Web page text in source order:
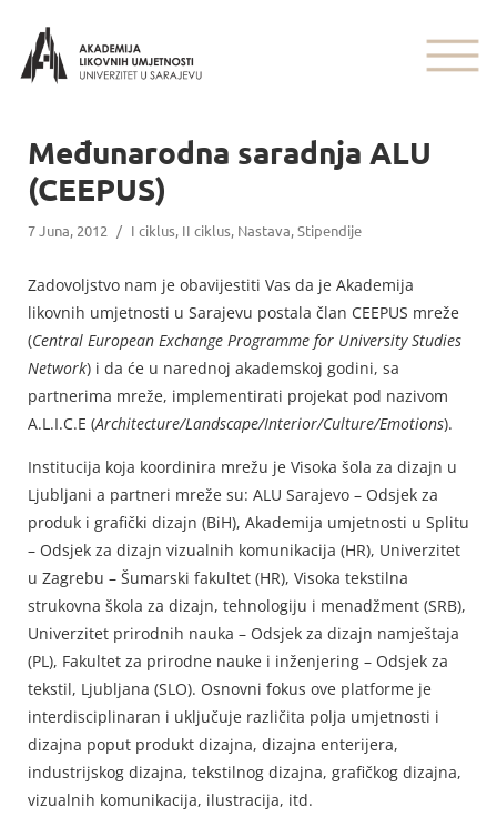
Međunarodna saradnja ALU
(CEEPUS)
7 Juna, 2012 / I ciklus, II ciklus, Nastava,Stipendije
Zadovoljstvo nam je obavijestiti Vas da je Akademija
likovnih umjetnosti u Sarajevu postala član CEEPUS mreže
(Central European Exchange Programme for University Studies
Network) i da će u narednoj akademskoj godini, sa
partnerima mreže, implementirati projekat pod nazivom
A.L.I.C.E (Architecture/Landscape/Interior/Culture/Emotions).
Institucija koja koordinira mrežu je Visoka šola za dizajn u
Ljubljani a partneri mreže su: ALU Sarajevo – Odsjek za
produk i grafički dizajn (BiH), Akademija umjetnosti u Splitu
– Odsjek za dizajn vizualnih komunikacija (HR), Univerzitet
u Zagrebu – Šumarski fakultet (HR), Visoka tekstilna
strukovna škola za dizajn, tehnologiju i menadžment (SRB),
Univerzitet prirodnih nauka – Odsjek za dizajn namještaja
(PL), Fakultet za prirodne nauke i inženjering – Odsjek za
tekstil, Ljubljana (SLO). Osnovni fokus ove platforme je
interdisciplinaran i uključuje različita polja umjetnosti i
dizajna poput produkt dizajna, dizajna enterijera,
industrijskog dizajna, tekstilnog dizajna, grafičkog dizajna,
vizualnih komunikacija, ilustracija, itd.